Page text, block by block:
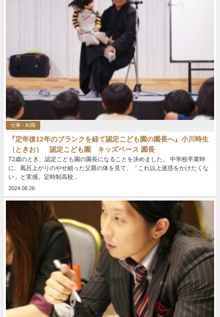
仕事・転職
『定年後12年のブランクを経て認定こども園の園長へ』小川時生
（ときお） 認定こども園 キッズベース 園長
72歳のとき、認定こども園の園長になることを決めました。 中学校卒業時
に、風呂上がりのやせ細った父親の体を見て、「これ以上迷惑をかけたくな
い」と実感。定時制高校...
2024.08.26